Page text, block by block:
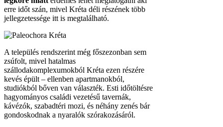
erre időt szán, mivel Kréta déli részének több
jellegzetessége itt is megtalálható.
A település rendszerint még főszezonban sem
zsúfolt, mivel hatalmas
szállodakomplexumokból Kréta ezen részére
kevés épült – ellenben apartmanokból,
studiókból bőven van választék. Esti időtöltésre
hagyományos családi vezetésű tavernák,
kávézók, szabadtéri mozi, és néhány zenés bár
gondoskodnak a nyaralók szórakozásáról.